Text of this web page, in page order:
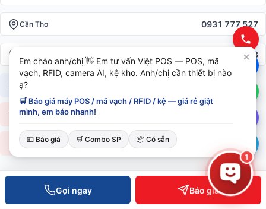
Gọi ngay Báo giá
Cần Thơ 0931 777 527
0937 845 333
Hotline toàn quốc —
Hỗ trợ KT 24/7 —0932 555 260
Phản ánh dịch vụ —0796 700 777
CHỨNG NHẬN & UY TÍN
1
Em chào anh/chị 👋 Em tư vấn Việt POS — POS, mã
vạch, RFID, camera AI, kệ kho. Anh/chị cần thiết bị nào
ạ?
🛒 Báo giá máy POS / mã vạch / RFID / kệ — giá rẻ giật
mình, em báo nhanh!
💵 Báo giá 🛒 Combo SP 📦 Có sẵn